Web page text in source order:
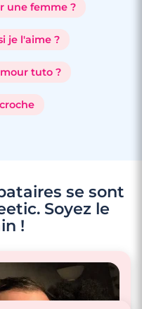
une femme ?
je l'aime ?
tuto ?
se sont
Soyez le
!